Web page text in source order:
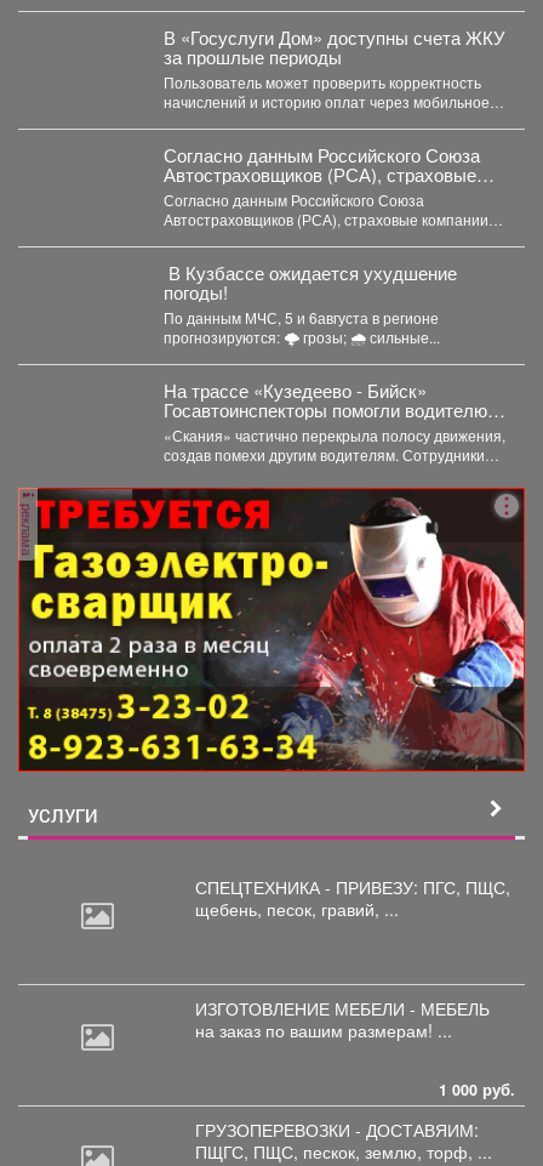
аэродрома...
В «Госуслуги Дом» доступны счета ЖКУ
за прошлые периоды
Пользователь может проверить корректность
начислений и историю оплат через мобильное
Согласно данным Российского Союза
Автостраховщиков (РСА), страховые
компании за первое полугодие 2026 года
выплатили более 35,3 млрд руб.
Согласно данным Российского Союза
Автостраховщиков (РСА), страховые компании
️ В Кузбассе ожидается ухудшение
погоды!
По данным МЧС, 5 и 6августа в регионе
прогнозируются: 🌩 грозы; 🌧 сильные...
На трассе «Кузедеево - Бийск»
Госавтоинспекторы помогли водителю
застрявшего в кювете грузовика.
«Скания» частично перекрыла полосу движения,
создав помехи другим водителям. Сотрудники
реклама
УСЛУГИ
СПЕЦТЕХНИКА - ПРИВЕЗУ: ПГС, ПЩС,
щебень, песок, гравий, ...
ИЗГОТОВЛЕНИЕ МЕБЕЛИ - МЕБЕЛЬ
на заказ по вашим размерам! ...
1 000 руб.
ГРУЗОПЕРЕВОЗКИ - ДОСТАВЯИМ:
ПЩГС, ПЩС, пескок, землю, торф, ...